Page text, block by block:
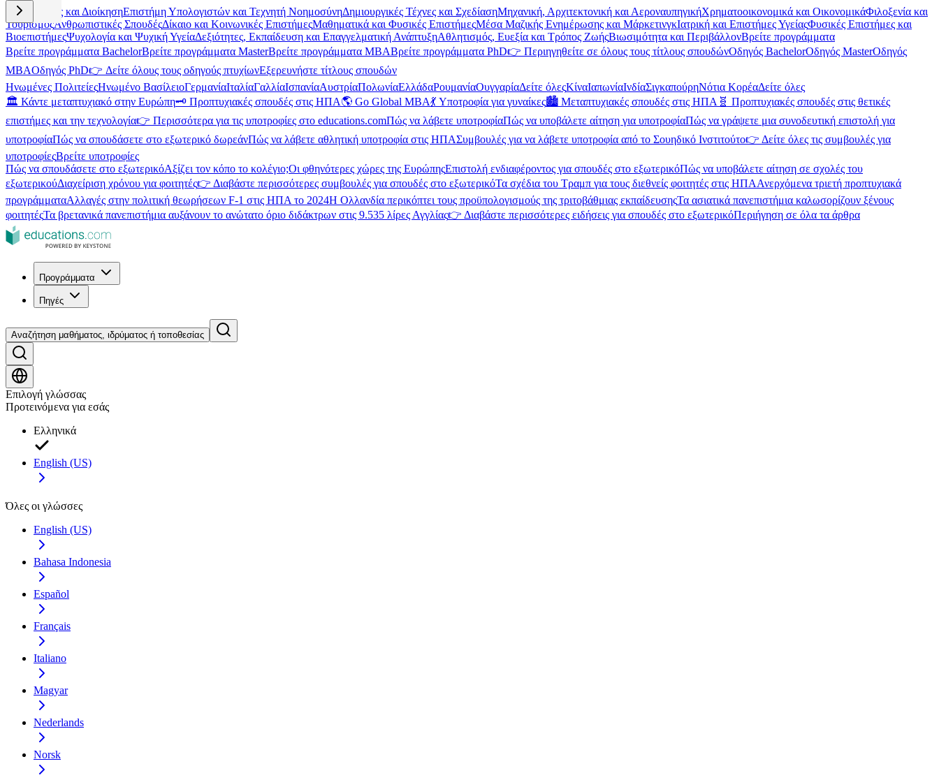
Επιχειρήσεις και ΔιοίκησηΕπιστήμη Υπολογιστών και Τεχνητή ΝοημοσύνηΔημιουργικές Τέχνες και ΣχεδίασηΜηχανική, Αρχιτεκτονική και ΑεροναυπηγικήΧρηματοοικονομικά και ΟικονομικάΦιλοξενία και
ΤουρισμόςΑνθρωπιστικές ΣπουδέςΔίκαιο και Κοινωνικές ΕπιστήμεςΜαθηματικά και Φυσικές ΕπιστήμεςΜέσα Μαζικής Ενημέρωσης και ΜάρκετινγκΙατρική και Επιστήμες ΥγείαςΦυσικές Επιστήμες και
ΒιοεπιστήμεςΨυχολογία και Ψυχική ΥγείαΔεξιότητες, Εκπαίδευση και Επαγγελματική ΑνάπτυξηΑθλητισμός, Ευεξία και Τρόπος ΖωήςΒιωσιμότητα και ΠεριβάλλονΒρείτε προγράμματα
Βρείτε προγράμματα BachelorΒρείτε προγράμματα MasterΒρείτε προγράμματα MBAΒρείτε προγράμματα PhD👉 Περιηγηθείτε σε όλους τους τίτλους σπουδώνΟδηγός BachelorΟδηγός MasterΟδηγός
MBAΟδηγός PhD👉 Δείτε όλους τους οδηγούς πτυχίωνΕξερευνήστε τίτλους σπουδών
Ηνωμένες ΠολιτείεςΗνωμένο ΒασίλειοΓερμανίαΙταλίαΓαλλίαΙσπανίαΑυστρίαΠολωνίαΕλλάδαΡουμανίαΟυγγαρίαΔείτε όλεςΚίναΙαπωνίαΙνδίαΣιγκαπούρηΝότια ΚορέαΔείτε όλες
🏛️ Κάντε μεταπτυχιακό στην Ευρώπη🗝️ Προπτυχιακές σπουδές στις ΗΠΑ🌎 Go Global MBA💃 Υποτροφία για γυναίκες🏙️ Μεταπτυχιακές σπουδές στις ΗΠΑ 🧬 Προπτυχιακές σπουδές στις θετικές
επιστήμες και την τεχνολογία👉 Περισσότερα για τις υποτροφίες στο educations.comΠώς να λάβετε υποτροφίαΠώς να υποβάλετε αίτηση για υποτροφίαΠώς να γράψετε μια συνοδευτική επιστολή για
υποτροφίαΠώς να σπουδάσετε στο εξωτερικό δωρεάνΠώς να λάβετε αθλητική υποτροφία στις ΗΠΑΣυμβουλές για να λάβετε υποτροφία από το Σουηδικό Ινστιτούτο👉 Δείτε όλες τις συμβουλές για
υποτροφίεςΒρείτε υποτροφίες
Πώς να σπουδάσετε στο εξωτερικόΑξίζει τον κόπο το κολέγιο;Οι φθηνότερες χώρες της ΕυρώπηςΕπιστολή ενδιαφέροντος για σπουδές στο εξωτερικόΠώς να υποβάλετε αίτηση σε σχολές του
εξωτερικούΔιαχείριση χρόνου για φοιτητές👉 Διαβάστε περισσότερες συμβουλές για σπουδές στο εξωτερικόΤα σχέδια του Τραμπ για τους διεθνείς φοιτητές στις ΗΠΑΑνερχόμενα τριετή προπτυχιακά
προγράμματαΑλλαγές στην πολιτική θεωρήσεων F-1 στις ΗΠΑ το 2024Η Ολλανδία περικόπτει τους προϋπολογισμούς της τριτοβάθμιας εκπαίδευσηςΤα ασιατικά πανεπιστήμια καλωσορίζουν ξένους
φοιτητέςΤα βρετανικά πανεπιστήμια αυξάνουν το ανώτατο όριο διδάκτρων στις 9.535 λίρες Αγγλίας👉 Διαβάστε περισσότερες ειδήσεις για σπουδές στο εξωτερικόΠεριήγηση σε όλα τα άρθρα
Προγράμματα
Πηγές
Αναζήτηση μαθήματος, ιδρύματος ή τοποθεσίας
Επιλογή γλώσσας
Προτεινόμενα για εσάς
Ελληνικά
English (US)
Όλες οι γλώσσες
English (US)
Bahasa Indonesia
Español
Français
Italiano
Magyar
Nederlands
Norsk